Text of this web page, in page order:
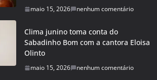
maio 15, 2026 nenhum comentário
Clima junino toma conta do
Sabadinho Bom com a cantora Eloisa
Olinto
maio 15, 2026 nenhum comentário